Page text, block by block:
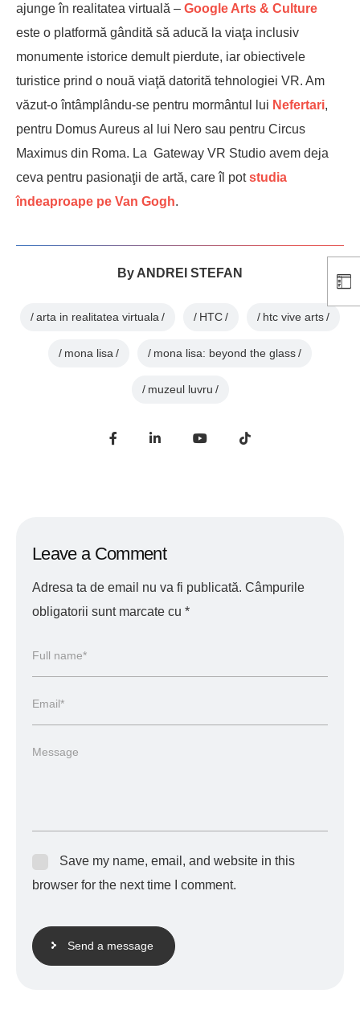
ajunge în realitatea virtuală – Google Arts & Culture
este o platformă gândită să aducă la viaţa inclusiv
monumente istorice demult pierdute, iar obiectivele
turistice prind o nouă viaţă datorită tehnologiei VR. Am
văzut-o întâmplându-se pentru mormântul lui Nefertari,
pentru Domus Aureus al lui Nero sau pentru Circus
Maximus din Roma. La Gateway VR Studio avem deja
ceva pentru pasionaţii de artă, care îl potstudia
îndeaproape pe Van Gogh.
By ANDREI STEFAN
arta in realitatea virtuala HTC htc vive arts
mona lisa mona lisa: beyond the glass
muzeul luvru
Leave a Comment
Adresa ta de email nu va fi publicată. Câmpurile
obligatorii sunt marcate cu *
Save my name, email, and website in this
browser for the next time I comment.
Send a message